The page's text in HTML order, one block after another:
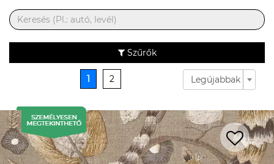
Szűrők
1 2 Legújabbak